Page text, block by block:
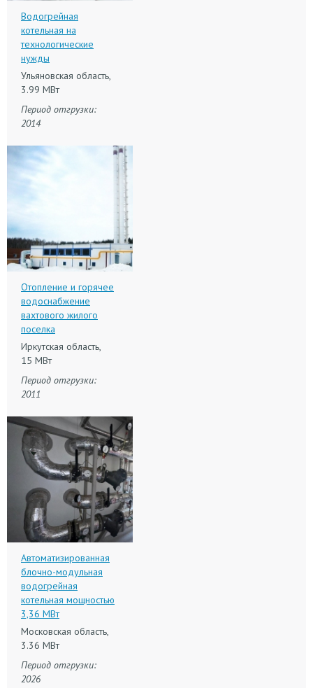
Водогрейная
котельная на
технологические
нужды
Ульяновская область,
3.99 МВт
Период отгрузки:
2014
Отопление и горячее
водоснабжение
вахтового жилого
поселка
Иркутская область,
15 МВт
Период отгрузки:
2011
Автоматизированная
блочно-модульная
водогрейная
котельная мощностью
3,36 МВт
Московская область,
3.36 МВт
Период отгрузки:
2026